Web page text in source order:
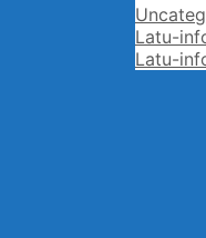
selaus
Latu-
Latu-